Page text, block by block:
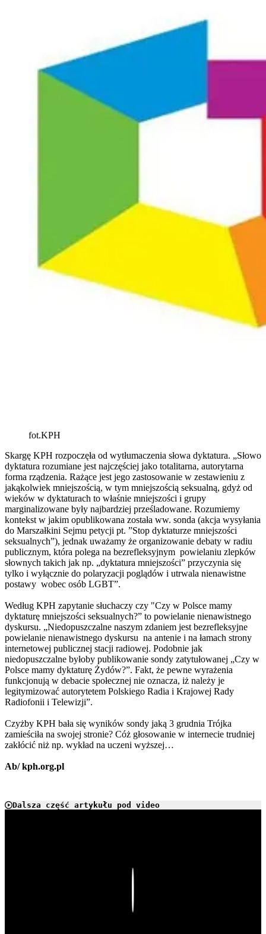
fot.KPH
Skargę KPH rozpoczęła od wytłumaczenia słowa dyktatura. „Słowo
dyktatura rozumiane jest najczęściej jako totalitarna, autorytarna
forma rządzenia. Rażące jest jego zastosowanie w zestawieniu z
jakąkolwiek mniejszością, w tym mniejszością seksualną, gdyż od
wieków w dyktaturach to właśnie mniejszości i grupy
marginalizowane były najbardziej prześladowane. Rozumiemy
kontekst w jakim opublikowana została ww. sonda (akcja wysyłania
do Marszałkini Sejmu petycji pt. ”Stop dyktaturze mniejszości
seksualnych”), jednak uważamy że organizowanie debaty w radiu
publicznym, która polega na bezrefleksyjnym powielaniu zlepków
słownych takich jak np. „dyktatura mniejszości” przyczynia się
tylko i wyłącznie do polaryzacji poglądów i utrwala nienawistne
postawy wobec osób LGBT”.
Według KPH zapytanie słuchaczy czy "Czy w Polsce mamy
dyktaturę mniejszości seksualnych?” to powielanie nienawistnego
dyskursu. „Niedopuszczalne naszym zdaniem jest bezrefleksyjne
powielanie nienawistnego dyskursu na antenie i na łamach strony
internetowej publicznej stacji radiowej. Podobnie jak
niedopuszczalne byłoby publikowanie sondy zatytułowanej „Czy w
Polsce mamy dyktaturę Żydów?”. Fakt, że pewne wyrażenia
funkcjonują w debacie społecznej nie oznacza, iż należy je
legitymizować autorytetem Polskiego Radia i Krajowej Rady
Radiofonii i Telewizji”.
Czyżby KPH bała się wyników sondy jaką 3 grudnia Trójka
zamieściła na swojej stronie? Cóż głosowanie w internecie trudniej
zakłócić niż np. wykład na uczeni wyższej…
Ab/ kph.org.pl
Dalsza część artykułu pod video